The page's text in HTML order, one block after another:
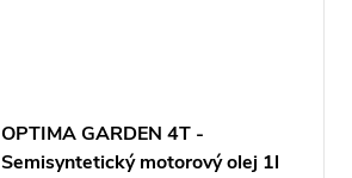
OPTIMA GARDEN 4T -
Semisyntetický motorový olej 1l